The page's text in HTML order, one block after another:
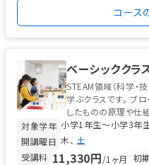
コース
ベーシッククラ
STEAM領域（科学・
学ぶクラスです。 ブ
したものの原理や仕
を学びます。
対象学年 小学1年生〜小学3年
開講曜日 木
土
受講料 11,330円/1ヶ月 初